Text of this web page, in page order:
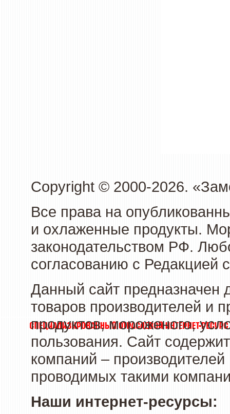
Copyright © 2000-2026.
Все права на
и охлаженные продукты.
законодательством РФ.
согласованию с Редакцией
Данный сайт предназначен
товаров производителей и
продуктов, мороженого,
пользования. Сайт
компаний –
проводимых такими
Наши интернет-ресурсы: